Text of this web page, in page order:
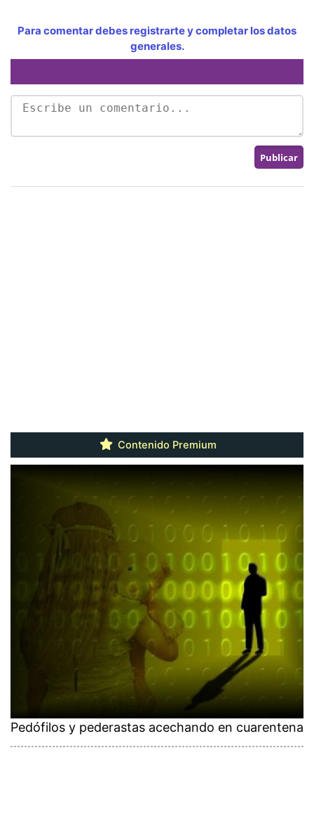
Para comentar debes registrarte y completar los datos
generales.
Contenido Premium
Pedófilos y pederastas acechando en cuarentena